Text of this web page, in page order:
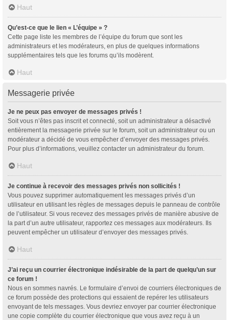
Haut
Qu’est-ce que le lien « L’équipe » ?
Cette page liste les membres de l’équipe du forum que sont les
administrateurs et les modérateurs, en plus de quelques informations
supplémentaires tels que les forums qu’ils modèrent.
Haut
Messagerie privée
Je ne peux pas envoyer de messages privés !
Soit vous n’êtes pas inscrit et connecté, soit un administrateur a désactivé
entièrement la messagerie privée sur le forum, soit un administrateur ou un
modérateur a décidé de vous empêcher d’envoyer des messages privés.
Pour plus d’informations, veuillez contacter un administrateur du forum.
Haut
Je continue à recevoir des messages privés non sollicités !
Vous pouvez supprimer automatiquement les messages privés d’un
utilisateur en utilisant les règles de messages depuis le panneau de contrôle
de l’utilisateur. Si vous recevez des messages privés de manière abusive de
la part d’un autre utilisateur, rapportez ces messages aux modérateurs. Ils
peuvent empêcher un utilisateur d’envoyer des messages privés.
Haut
J’ai reçu un courrier électronique indésirable de la part de quelqu’un sur
ce forum !
Nous en sommes navrés. Le formulaire d’envoi de courriers électroniques de
ce forum possède des protections qui essaient de repérer les utilisateurs
envoyant de tels messages. Vous devriez envoyer par courrier électronique
une copie complète du courrier électronique que vous avez reçu à un